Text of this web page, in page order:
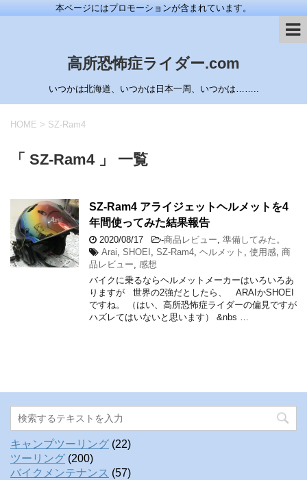
本ページにはプロモーションが含まれています。
高所恐怖症ライダー.com
いつかは北海道、いつかは日本一周、いつかは……..
HOME > SZ-Ram4
「 SZ-Ram4 」 一覧
SZ-Ram4 アライジェットヘルメットを4
年間使ってみた結果報告
2020/08/17 -商品レビュー 準備してみた。
Arai SHOEI SZ-Ram4 ヘルメット 使用感 商
品レビュー
感想
バイクに乗るならヘルメットメーカーはいろいろあ
りますが 世界の2強だとしたら、 ARAIかSHOEI
ですね。 （はい、高所恐怖症ライダーの偏見ですが
ハズレてはいないと思います） &nbs …
キャンプツーリング (22)
ツーリング (200)
バイクメンテナンス (57)